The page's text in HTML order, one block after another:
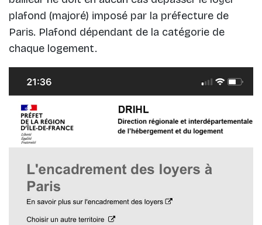
plafond (majoré) imposé par la préfecture de
Paris. Plafond dépendant de la catégorie de
chaque logement.